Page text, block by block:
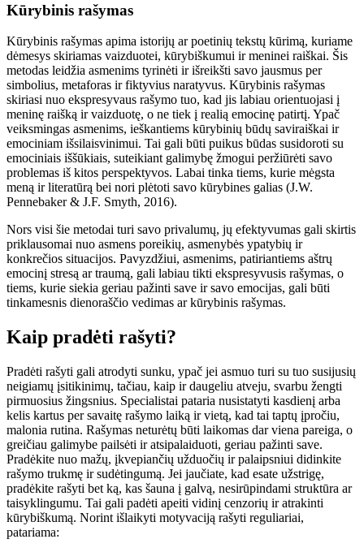
Kūrybinis rašymas
Kūrybinis rašymas apima istorijų ar poetinių tekstų kūrimą, kuriame
dėmesys skiriamas vaizduotei, kūrybiškumui ir meninei raiškai. Šis
metodas leidžia asmenims tyrinėti ir išreikšti savo jausmus per
simbolius, metaforas ir fiktyvius naratyvus. Kūrybinis rašymas
skiriasi nuo ekspresyvaus rašymo tuo, kad jis labiau orientuojasi į
meninę raišką ir vaizduotę, o ne tiek į realią emocinę patirtį. Ypač
veiksmingas asmenims, ieškantiems kūrybinių būdų saviraiškai ir
emociniam išsilaisvinimui. Tai gali būti puikus būdas susidoroti su
emociniais iššūkiais, suteikiant galimybę žmogui peržiūrėti savo
problemas iš kitos perspektyvos. Labai tinka tiems, kurie mėgsta
meną ir literatūrą bei nori plėtoti savo kūrybines galias (J.W.
Pennebaker & J.F. Smyth, 2016).
Nors visi šie metodai turi savo privalumų, jų efektyvumas gali skirtis
priklausomai nuo asmens poreikių, asmenybės ypatybių ir
konkrečios situacijos. Pavyzdžiui, asmenims, patiriantiems aštrų
emocinį stresą ar traumą, gali labiau tikti ekspresyvusis rašymas, o
tiems, kurie siekia geriau pažinti save ir savo emocijas, gali būti
tinkamesnis dienoraščio vedimas ar kūrybinis rašymas.
Kaip pradėti rašyti?
Pradėti rašyti gali atrodyti sunku, ypač jei asmuo turi su tuo susijusių
neigiamų įsitikinimų, tačiau, kaip ir daugeliu atveju, svarbu žengti
pirmuosius žingsnius. Specialistai pataria nusistatyti kasdienį arba
kelis kartus per savaitę rašymo laiką ir vietą, kad tai taptų įpročiu,
malonia rutina. Rašymas neturėtų būti laikomas dar viena pareiga, o
greičiau galimybe pailsėti ir atsipalaiduoti, geriau pažinti save.
Pradėkite nuo mažų, įkvepiančių užduočių ir palaipsniui didinkite
rašymo trukmę ir sudėtingumą. Jei jaučiate, kad esate užstrigę,
pradėkite rašyti bet ką, kas šauna į galvą, nesirūpindami struktūra ar
taisyklingumu. Tai gali padėti apeiti vidinį cenzorių ir atrakinti
kūrybiškumą. Norint išlaikyti motyvaciją rašyti reguliariai,
patariama: